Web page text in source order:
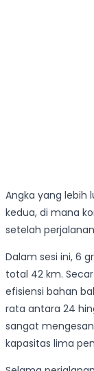
Angka yang lebih
kedua, di mana
setelah
Dalam sesi ini, 6
total 42 km.
efisiensi bahan
rata antara 24
sangat
kapasitas lima